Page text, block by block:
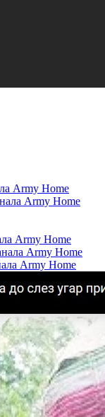
Army Home
Army Home
Army Home